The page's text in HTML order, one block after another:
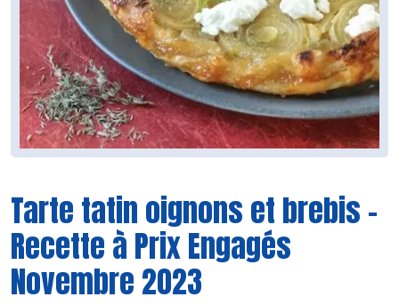
Tarte tatin oignons et brebis -
Recette à Prix Engagés
Novembre 2023